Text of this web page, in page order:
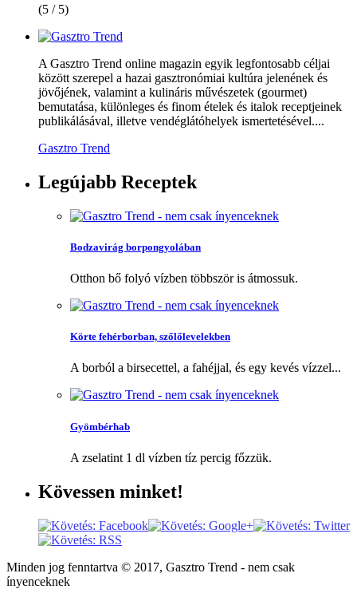
(5 / 5)
A Gasztro Trend online magazin egyik legfontosabb céljai
között szerepel a hazai gasztronómiai kultúra jelenének és
jövőjének, valamint a kulináris művészetek (gourmet)
bemutatása, különleges és finom ételek és italok receptjeinek
publikálásával, illetve vendéglátóhelyek ismertetésével....
Gasztro Trend
Legújabb Receptek
Bodzavirág borpongyolában
Otthon bő folyó vízben többször is átmossuk.
Körte fehérborban, szőlőlevelekben
A borból a birsecettel, a fahéjjal, és egy kevés vízzel...
Gyömbérhab
A zselatint 1 dl vízben tíz percig főzzük.
Kövessen minket!
Minden jog fenntartva © 2017, Gasztro Trend - nem csak
ínyenceknek